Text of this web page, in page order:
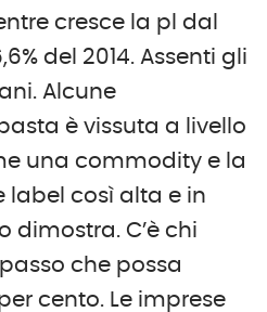
cresce la pl dal
del 2014. Assenti gli
Alcune
è vissuta a livello
una commodity e la
così alta e in
dimostra. C’è chi
che possa
cento. Le imprese